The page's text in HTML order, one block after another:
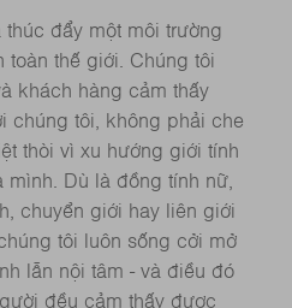
thúc đẩy một môi trường
toàn thế giới. Chúng tôi
khách hàng cảm thấy
chúng tôi, không phải che
thòi vì xu hướng giới tính
Dù là đồng tính nữ,
chuyển giới hay liên giới
tôi luôn sống cởi mở
lẫn nội tâm - và điều đó
đều cảm thấy được